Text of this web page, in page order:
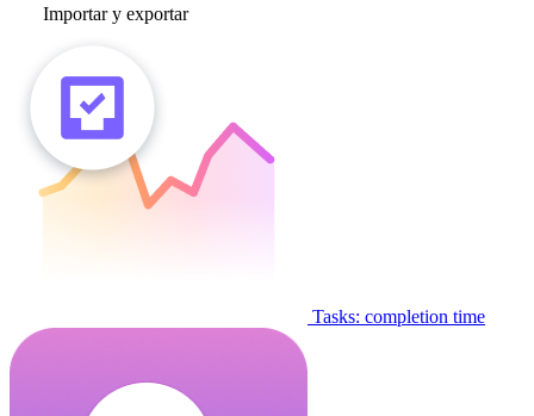
Importar y exportar
Tasks: completion time